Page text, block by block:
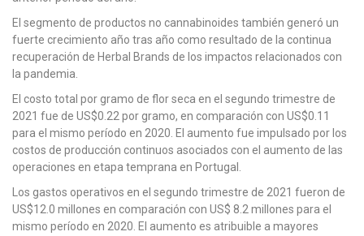
El segmento de productos no cannabinoides también generó un
fuerte crecimiento año tras año como resultado de la continua
recuperación de Herbal Brands de los impactos relacionados con
la pandemia.
El costo total por gramo de flor seca en el segundo trimestre de
2021 fue de US$0.22 por gramo, en comparación con US$0.11
para el mismo período en 2020. El aumento fue impulsado por los
costos de producción continuos asociados con el aumento de las
operaciones en etapa temprana en Portugal.
Los gastos operativos en el segundo trimestre de 2021 fueron de
US$12.0 millones en comparación con US$ 8.2 millones para el
mismo período en 2020. El aumento es atribuible a mayores